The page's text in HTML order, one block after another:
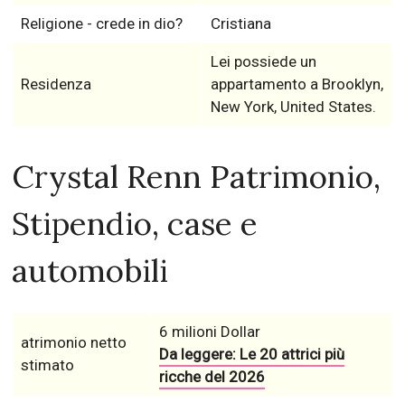
Religione - crede in dio? Cristiana
Residenza
Lei possiede un
appartamento a Brooklyn,
New York, United States.
Crystal Renn Patrimonio,
Stipendio, case e
automobili
atrimonio netto
stimato
6 milioni Dollar
Da leggere: Le 20 attrici più
ricche del 2026